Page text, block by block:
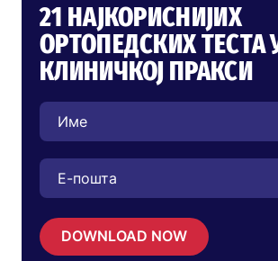
21 НАЈКОРИСНИЈИХ
ОРТОПЕДСКИХ ТЕСТА
КЛИНИЧКОЈ ПРАКСИ
DOWNLOAD NOW